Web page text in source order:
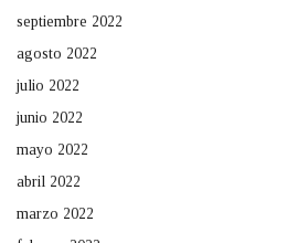
septiembre 2022
agosto 2022
julio 2022
junio 2022
mayo 2022
abril 2022
marzo 2022